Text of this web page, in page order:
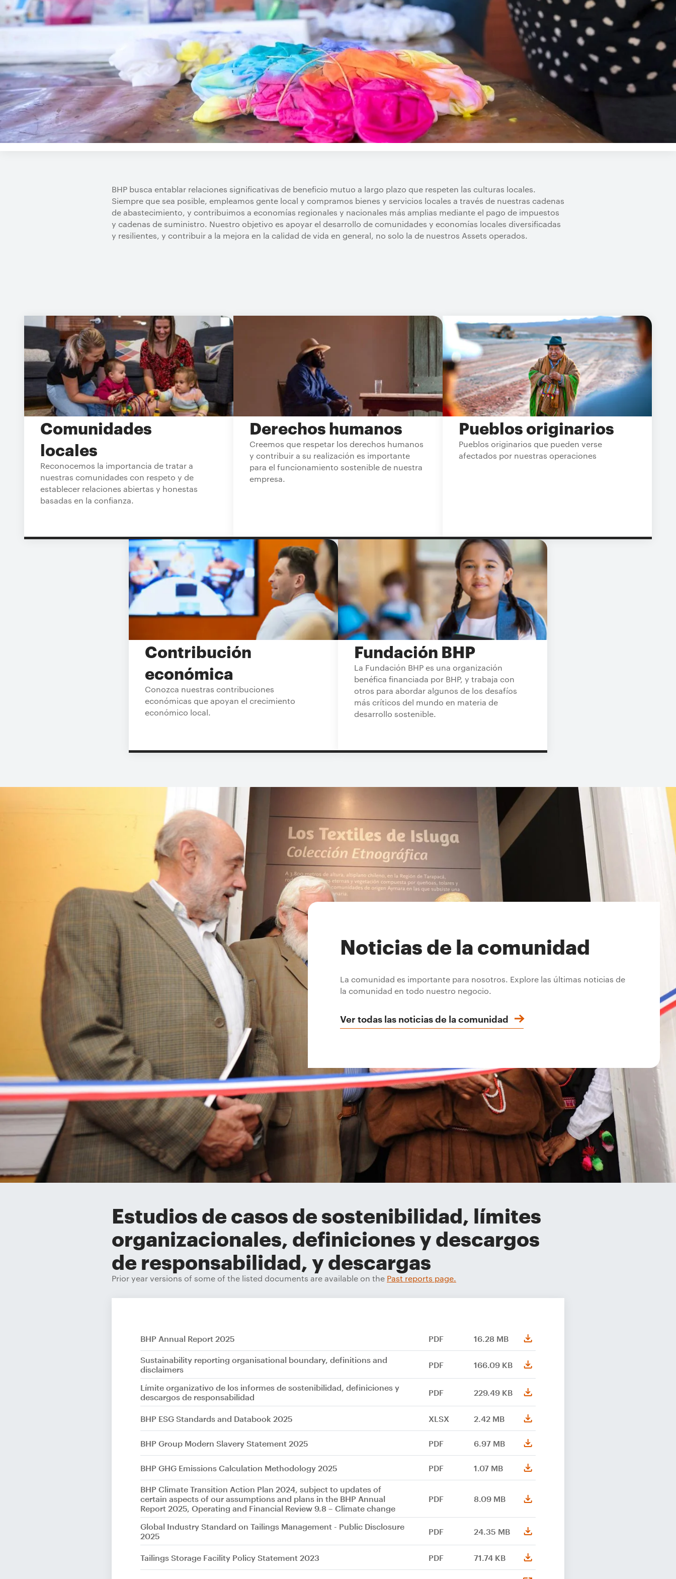
BHP busca entablar relaciones significativas de beneficio mutuo a largo plazo que respeten las culturas locales.
Siempre que sea posible, empleamos gente local y compramos bienes y servicios locales a través de nuestras cadenas
de abastecimiento, y contribuimos a economías regionales y nacionales más amplias mediante el pago de impuestos
y cadenas de suministro. Nuestro objetivo es apoyar el desarrollo de comunidades y economías locales diversificadas
y resilientes, y contribuir a la mejora en la calidad de vida en general, no solo la de nuestros Assets operados.
Comunidades
locales
Reconocemos la importancia de tratar a
nuestras comunidades con respeto y de
establecer relaciones abiertas y honestas
basadas en la confianza.
Derechos humanos
Creemos que respetar los derechos humanos
y contribuir a su realización es importante
para el funcionamiento sostenible de nuestra
empresa.
Pueblos originarios
Pueblos originarios que pueden verse
afectados por nuestras operaciones
Contribución
económica
Conozca nuestras contribuciones
económicas que apoyan el crecimiento
económico local.
Fundación BHP
La Fundación BHP es una organización
benéfica financiada por BHP, y trabaja con
otros para abordar algunos de los desafíos
más críticos del mundo en materia de
desarrollo sostenible.
Noticias de la comunidad
La comunidad es importante para nosotros. Explore las últimas noticias de
la comunidad en todo nuestro negocio.
Ver todas las noticias de la comunidad
Estudios de casos de sostenibilidad, límites
organizacionales, definiciones y descargos
de responsabilidad, y descargas
Prior year versions of some of the listed documents are available on the Past reports page.
BHP Annual Report 2025 PDF 16.28 MB
Sustainability reporting organisational boundary, definitions and
disclaimers
PDF 166.09 KB
Límite organizativo de los informes de sostenibilidad, definiciones y
descargos de responsabilidad
PDF 229.49 KB
BHP ESG Standards and Databook 2025 XLSX 2.42 MB
BHP Group Modern Slavery Statement 2025 PDF 6.97 MB
BHP GHG Emissions Calculation Methodology 2025 PDF 1.07 MB
BHP Climate Transition Action Plan 2024, subject to updates of
certain aspects of our assumptions and plans in the BHP Annual
Report 2025, Operating and Financial Review 9.8 – Climate change
PDF 8.09 MB
Global Industry Standard on Tailings Management - Public Disclosure
2025
PDF 24.35 MB
Tailings Storage Facility Policy Statement 2023 PDF 71.74 KB